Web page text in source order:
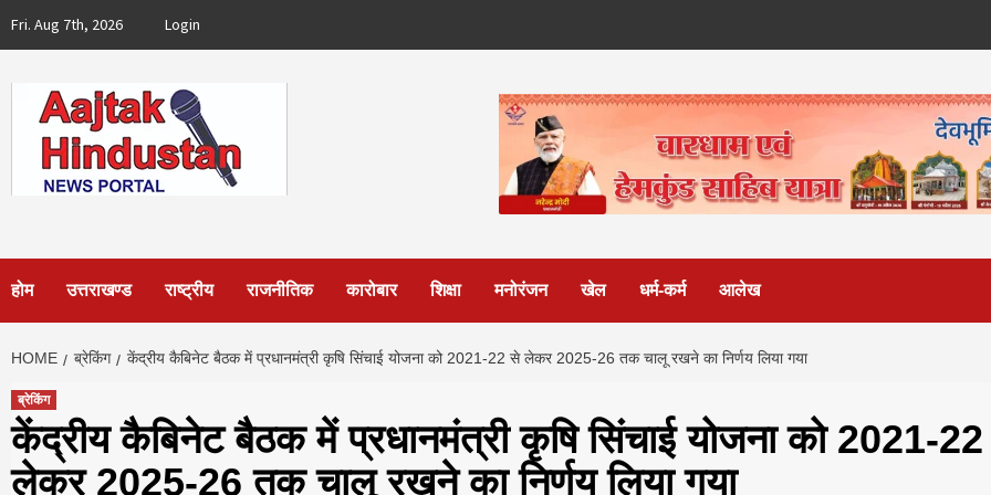
Fri. Aug 7th, 2026 Login
होम उत्तराखण्ड राष्ट्रीय राजनीतिक कारोबार शिक्षा मनोरंजन खेल धर्म-कर्म आलेख
HOME ब्रेकिंग केंद्रीय कैबिनेट बैठक में प्रधानमंत्री कृषि सिंचाई योजना को 2021-22 से लेकर 2025-26 तक चालू रखने का निर्णय लिया गया
ब्रेकिंग
केंद्रीय कैबिनेट बैठक में प्रधानमंत्री कृषि सिंचाई योजना को 2021-
लेकर 2025-26 तक चालू रखने का निर्णय लिया गया